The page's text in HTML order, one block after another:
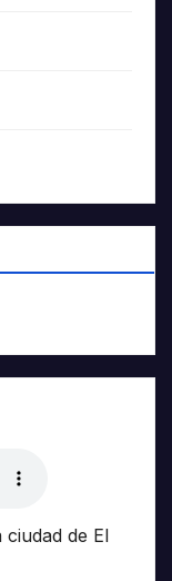
ciudad de El